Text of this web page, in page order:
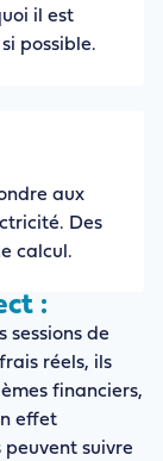
il est
possible.
aux
Des
calcul.
:
sessions de
réels, ils
financiers,
effet
suivre